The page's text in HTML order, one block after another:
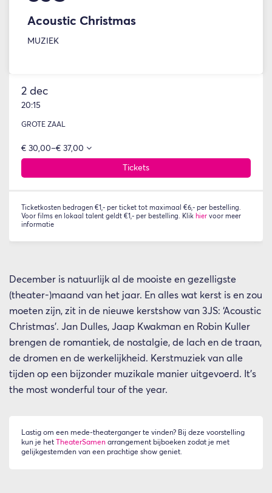
Acoustic Christmas
MUZIEK
2 dec
20:15
GROTE ZAAL
€ 30,00–€ 37,00
Tickets
Ticketkosten bedragen €1,- per ticket tot maximaal €6,- per bestelling.
Voor films en lokaal talent geldt €1,- per bestelling. Klik hier voor meer
informatie
December is natuurlijk al de mooiste en gezelligste
(theater-)maand van het jaar. En alles wat kerst is en zou
moeten zijn, zit in de nieuwe kerstshow van 3JS: ‘Acoustic
Christmas’. Jan Dulles, Jaap Kwakman en Robin Kuller
brengen de romantiek, de nostalgie, de lach en de traan,
de dromen en de werkelijkheid. Kerstmuziek van alle
tijden op een bijzonder muzikale manier uitgevoerd. It's
the most wonderful tour of the year.
Lastig om een mede-theaterganger te vinden? Bij deze voorstelling
kun je het
TheaterSamen arrangement bijboeken zodat je met
gelijkgestemden van een prachtige show geniet.